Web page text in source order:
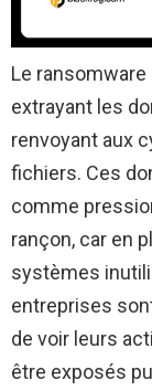
Le
extrayant les
renvoyant aux
fichiers. Ces
comme
rançon, car en
systèmes
entreprises
de voir leurs
être exposés